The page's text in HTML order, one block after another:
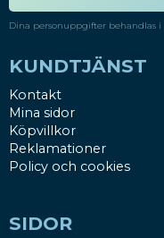
Dina personuppgifter behandlas
KUNDTJÄNST
Kontakt
Mina sidor
Köpvillkor
Reklamationer
Policy och cookies
SIDOR